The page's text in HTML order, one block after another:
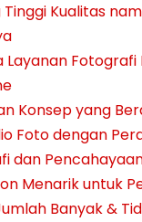
Tinggi Kualitas
Layanan
Konsep yang
Foto dengan
dan
Menarik untuk
Banyak &